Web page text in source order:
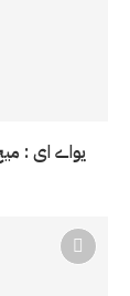
یواے ای :